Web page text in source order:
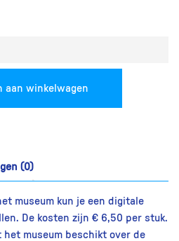
aan winkelwagen
(0)
museum kun je een digitale
De kosten zijn € 6,50 per stuk.
museum beschikt over de